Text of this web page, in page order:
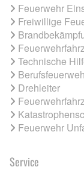
Feuerwehr
Freiwillige
Technische
Drehleiter
Feuerwehr
Service